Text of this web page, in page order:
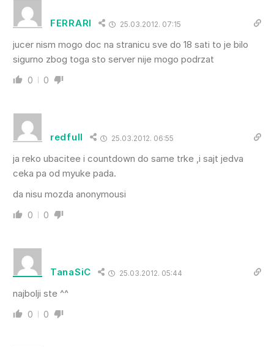
FERRARI 25.03.2012. 07:15
jucer nism mogo doc na stranicu sve do 18 sati to je bilo
sigurno zbog toga sto server nije mogo podrzat
0 0
redfull 25.03.2012. 06:55
ja reko ubacitee i countdown do same trke ,i sajt jedva
ceka pa od myuke pada.
da nisu mozda anonymousi
0 0
TanaSiC 25.03.2012. 05:44
najbolji ste ^^
0 0